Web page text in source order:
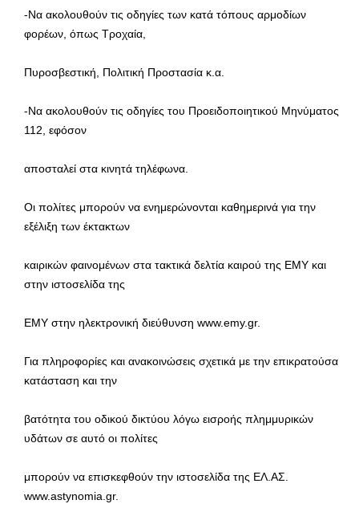
-Να ακολουθούν τις οδηγίες των κατά τόπους αρμοδίων
φορέων, όπως Τροχαία,
Πυροσβεστική, Πολιτική Προστασία κ.α.
-Να ακολουθούν τις οδηγίες του Προειδοποιητικού Μηνύματος
112, εφόσον
αποσταλεί στα κινητά τηλέφωνα.
Οι πολίτες μπορούν να ενημερώνονται καθημερινά για την
εξέλιξη των έκτακτων
καιρικών φαινομένων στα τακτικά δελτία καιρού της ΕΜΥ και
στην ιστοσελίδα της
ΕΜΥ στην ηλεκτρονική διεύθυνση www.emy.gr.
Για πληροφορίες και ανακοινώσεις σχετικά με την επικρατούσα
κατάσταση και την
βατότητα του οδικού δικτύου λόγω εισροής πλημμυρικών
υδάτων σε αυτό οι πολίτες
μπορούν να επισκεφθούν την ιστοσελίδα της ΕΛ.ΑΣ.
www.astynomia.gr.